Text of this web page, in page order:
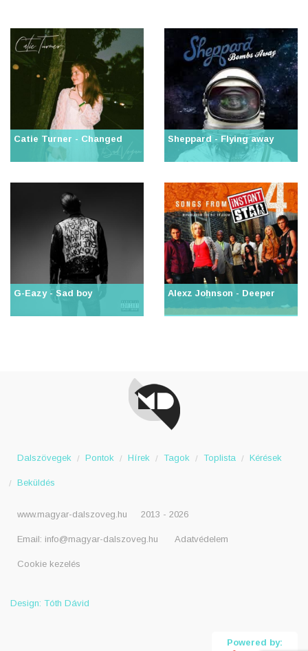
Catie Turner - Changed Sheppard - Flying away
G-Eazy - Sad boy Alexz Johnson - Deeper
Dalszövegek Pontok Hírek Tagok Toplista Kérések
Beküldés
www.magyar-dalszoveg.hu 2013 - 2026
Email: info@magyar-dalszoveg.hu Adatvédelem
Cookie kezelés
Design: Tóth Dávid
Powered by: